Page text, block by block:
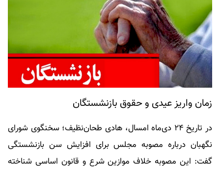
زمان واریز عیدی و حقوق بازنشستگان
در تاریخ ۲۴ دی‌ماه امسال، هادی طحان‌نظیف؛ سخنگوی شورای
نگهبان درباره مصوبه مجلس برای افزایش سن بازنشستگی
گفت: این مصوبه خلاف موازین شرع و قانون اساسی شناخته